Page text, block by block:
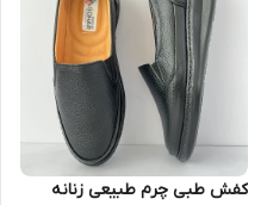
کفش طبی چرم طبیعی زنانه